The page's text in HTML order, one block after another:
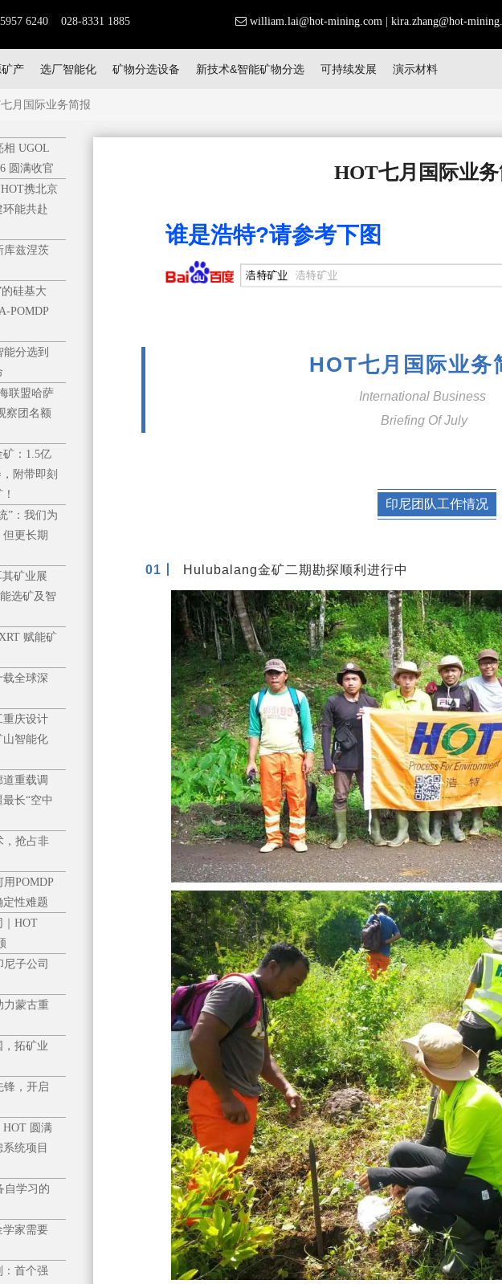
6240 028-8331 1885 william.lai@hot-mining.com| kira.zhang@hot-
产 选厂智能化 矿物分选设备 新技术&智能矿物分选 可持续发展 演示材料
月国际业务简报
相 UGOL
圆满收官
携北京
能共赴
库兹涅茨
硅基大
POMDP
分选到
联盟哈萨
察团名额
矿：1.5亿
附带即刻
”：我们为
更长期
矿业展
选矿及智
赋能矿
全球深
重庆设计
山智能化
重载调
长“空中
，抢占非
POMDP
性难题
｜HOT
子公司
力蒙古重
，拓矿业
锋，开启
HOT 圆满
统项目
自学习的
学家需要
：首个强
HOT七月国际业
谁是浩特?请参考下图
HOT七月国际业务
International Business
Briefing Of July
印尼团队工作情况
01丨 Hulubalang金矿二期勘探顺利进行中